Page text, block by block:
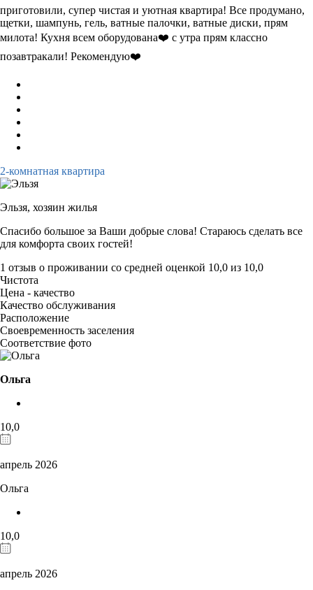
приготовили, супер чистая и уютная квартира! Все продумано,
щетки, шампунь, гель, ватные палочки, ватные диски, прям
милота! Кухня всем оборудована❤️ с утра прям классно
позавтракали! Рекомендую❤️
2-комнатная квартира
Эльзя, хозяин жилья
Спасибо большое за Ваши добрые слова! Стараюсь сделать все
для комфорта своих гостей!
1 отзыв о проживании со средней оценкой 10,0 из 10,0
Чистота
Цена - качество
Качество обслуживания
Расположение
Своевременность заселения
Соответствие фото
Ольга
10,0
апрель 2026
Ольга
10,0
апрель 2026